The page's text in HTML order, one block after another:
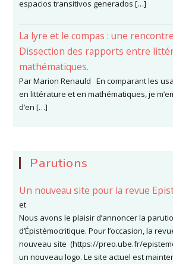
espacios transitivos generados […]
La lyre et le compas : une
Dissection des rapports entre
mathématiques.
Par Marion Renauld En comparant les
en littérature et en mathématiques, je
d’en […]
Parutions
Un nouveau site pour la revue
et
Nous avons le plaisir d’annoncer la
d’Épistémocritique. Pour l’occasion, la
nouveau site (https://preo.ube.fr/
un nouveau logo. Le site actuel est